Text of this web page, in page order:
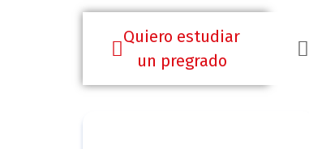
Quiero estudiar
un pregrado